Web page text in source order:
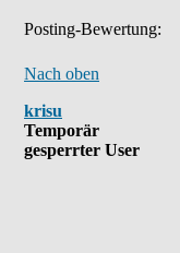
Posting-Bewertung:
Nach oben
krisu
Temporär
gesperrter User